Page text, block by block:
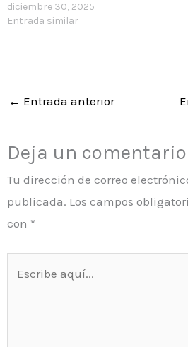
diciembre 30, 2025
Entrada similar
← Entrada anterior
Deja un comentario
Tu dirección de correo
publicada. Los campos
con *